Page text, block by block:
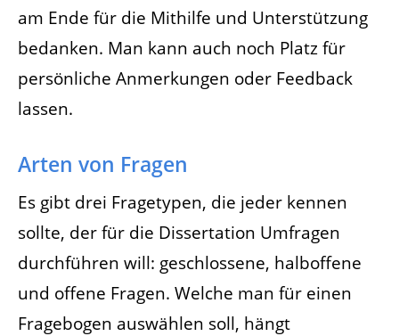
am Ende für die Mithilfe und Unterstützung
bedanken. Man kann auch noch Platz für
persönliche Anmerkungen oder Feedback
lassen.
Arten von Fragen
Es gibt drei Fragetypen, die jeder kennen
sollte, der für die Dissertation Umfragen
durchführen will: geschlossene, halboffene
und offene Fragen. Welche man für einen
Fragebogen auswählen soll, hängt